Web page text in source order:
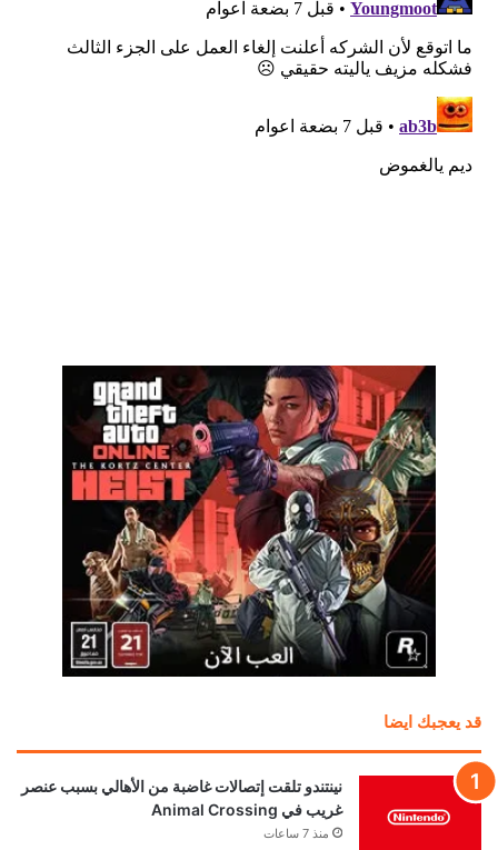
قد يعجبك ايضا
نينتندو تلقت إتصالات غاضبة من الأهالي بسبب عنصر
غريب في Animal Crossing
منذ 7 ساعات